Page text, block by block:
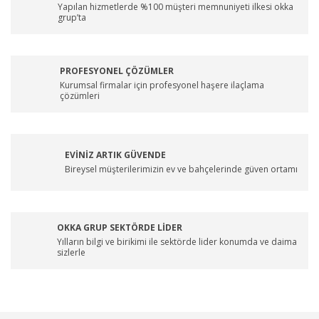
Yapılan hizmetlerde %100 müşteri memnuniyeti ilkesi okka
grup’ta
PROFESYONEL ÇÖZÜMLER
Kurumsal firmalar için profesyonel haşere ilaçlama
çözümleri
EVİNİZ ARTIK GÜVENDE
Bireysel müşterilerimizin ev ve bahçelerinde güven ortamı
OKKA GRUP SEKTÖRDE LİDER
Yılların bilgi ve birikimi ile sektörde lider konumda ve daima
sizlerle